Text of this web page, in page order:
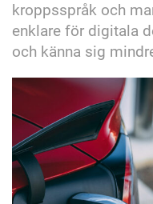
kroppsspråk och
enklare för digitala
och känna sig